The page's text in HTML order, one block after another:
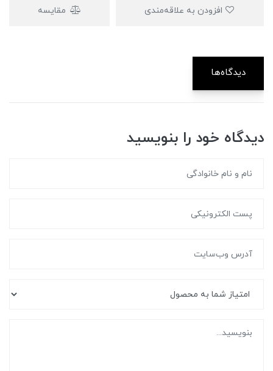
مقایسه
دیدگاه‌ها
دیدگاه خود را بنویسید